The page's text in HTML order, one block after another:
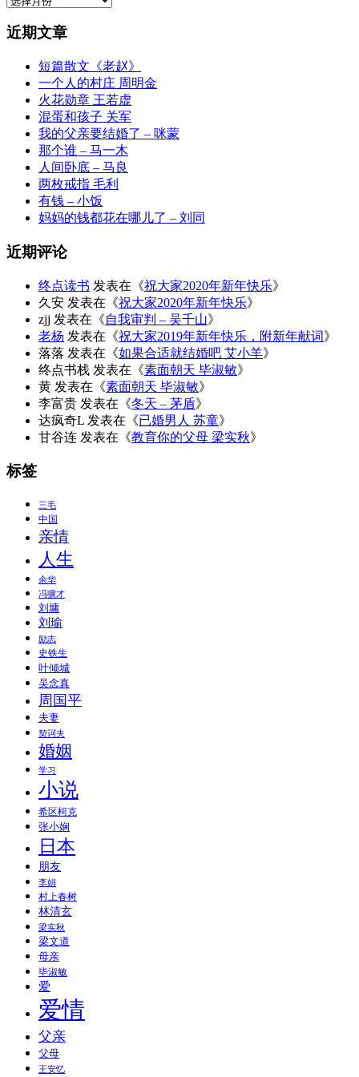
近期文章
短篇散文《老赵》
一个人的村庄 周明金
火花勋章 王若虚
混蛋和孩子 关军
我的父亲要结婚了 – 咪蒙
那个谁 – 马一木
人间卧底 – 马良
两枚戒指 毛利
有钱 – 小饭
妈妈的钱都花在哪儿了 – 刘同
近期评论
终点读书 发表在《祝大家2020年新年快乐》
久安 发表在《祝大家2020年新年快乐》
zjj 发表在《自我审判 – 吴千山》
老杨 发表在《祝大家2019年新年快乐，附新年献词》
落落 发表在《如果合适就结婚吧 艾小羊》
终点书栈 发表在《素面朝天 毕淑敏》
黄 发表在《素面朝天 毕淑敏》
李富贵 发表在《冬天 – 茅盾》
达疯奇L 发表在《已婚男人 苏童》
甘谷连 发表在《教育你的父母 梁实秋》
标签
三毛
中国
亲情
人生
余华
冯骥才
刘墉
刘瑜
励志
史铁生
叶倾城
吴念真
周国平
夫妻
契诃夫
婚姻
学习
小说
希区柯克
张小娴
日本
朋友
李娟
村上春树
林清玄
梁实秋
梁文道
母亲
毕淑敏
爱
爱情
父亲
父母
王安忆